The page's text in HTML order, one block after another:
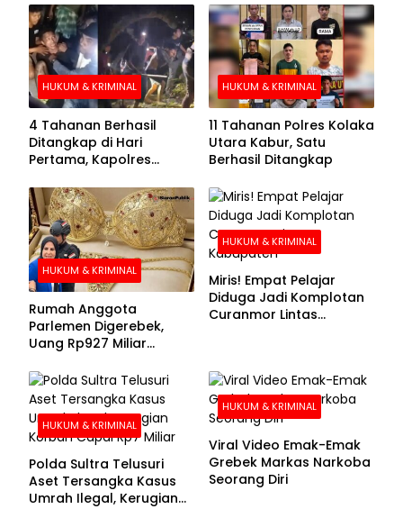
Evakuasi Jenazah
Korban
HUKUM & KRIMINAL
4 Tahanan Berhasil
Ditangkap di Hari
Pertama, Kapolres
Buronan Segera
Menyerahkan Diri
HUKUM & KRIMINAL
11 Tahanan Polres Kolaka
Utara Kabur, Satu
Berhasil Ditangkap
HUKUM & KRIMINAL
Rumah Anggota
Parlemen Digerebek,
Uang Rp927 Miliar
HUKUM & KRIMINAL
Miris! Empat Pelajar
Diduga Jadi Komplotan
Curanmor Lintas
HUKUM & KRIMINAL
Polda Sultra Telusuri
Aset Tersangka Kasus
Umrah Ilegal, Kerugian
HUKUM & KRIMINAL
Viral Video Emak-Emak
Grebek Markas Narkoba
Seorang Diri